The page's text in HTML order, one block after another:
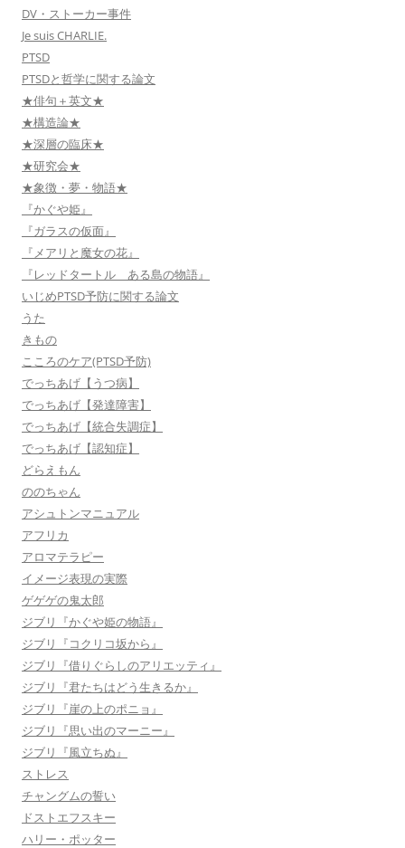
DV・ストーカー事件
Je suis CHARLIE.
PTSD
PTSDと哲学に関する論文
★俳句＋英文★
★構造論★
★深層の臨床★
★研究会★
★象徴・夢・物語★
『かぐや姫』
『ガラスの仮面』
『メアリと魔女の花』
『レッドタートル ある島の物語』
いじめPTSD予防に関する論文
うた
きもの
こころのケア(PTSD予防)
でっちあげ【うつ病】
でっちあげ【発達障害】
でっちあげ【統合失調症】
でっちあげ【認知症】
どらえもん
ののちゃん
アシュトンマニュアル
アフリカ
アロマテラピー
イメージ表現の実際
ゲゲゲの鬼太郎
ジブリ『かぐや姫の物語』
ジブリ『コクリコ坂から』
ジブリ『借りぐらしのアリエッティ』
ジブリ『君たちはどう生きるか』
ジブリ『崖の上のポニョ』
ジブリ『思い出のマーニー』
ジブリ『風立ちぬ』
ストレス
チャングムの誓い
ドストエフスキー
ハリー・ポッター